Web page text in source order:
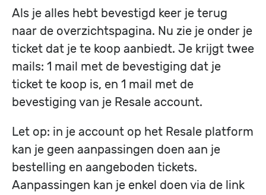
Als je alles hebt bevestigd keer je terug
naar de overzichtspagina. Nu zie je onder je
ticket dat je te koop aanbiedt. Je krijgt twee
mails: 1 mail met de bevestiging dat je
ticket te koop is, en 1 mail met de
bevestiging van je Resale account.
Let op: in je account op het Resale platform
kan je geen aanpassingen doen aan je
bestelling en aangeboden tickets.
Aanpassingen kan je enkel doen via de link